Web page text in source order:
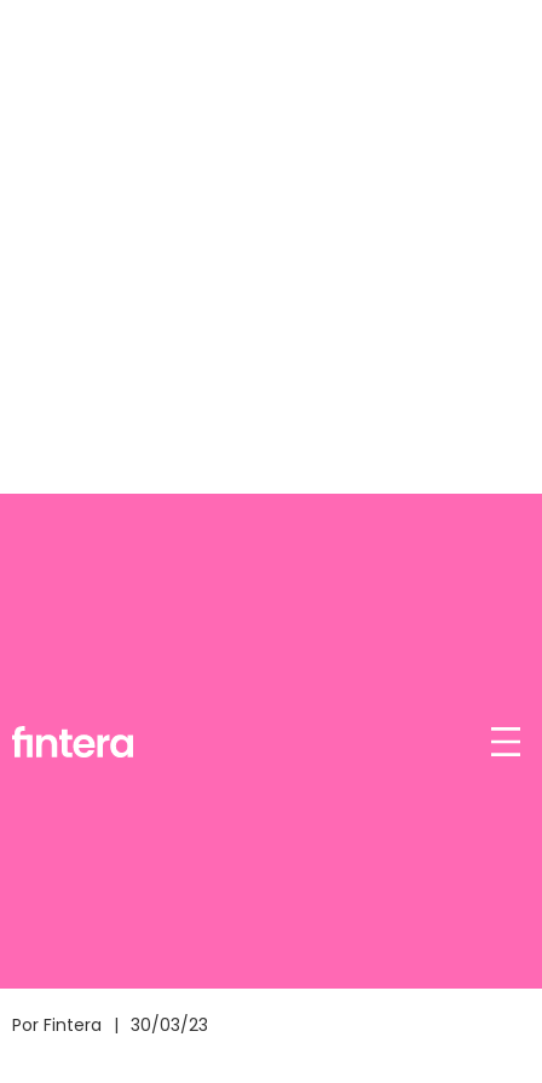
Usar sistema de emissão
Por Fintera | 30/03/23